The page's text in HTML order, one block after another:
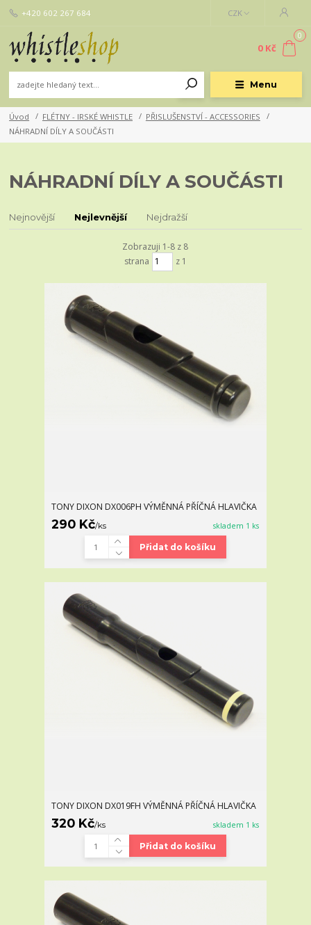
Menu
CZK
+420 602 267 684
0
0 Kč
Úvod FLÉTNY - IRSKÉ WHISTLE
PŘISLUŠENSTVÍ - ACCESSORIES
NÁHRADNÍ DÍLY A SOUČÁSTI
NÁHRADNÍ DÍLY A SOUČÁSTI
Nejnovější Nejlevnější Nejdražší
Zobrazuji 1-8 z 8
strana
z 1
TONY DIXON DX006PH VÝMĚNNÁ PŘÍČNÁ HLAVIČKA
290 Kč/ks skladem 1 ks
Přidat do košíku
TONY DIXON DX019FH VÝMĚNNÁ PŘÍČNÁ HLAVIČKA
320 Kč/ks skladem 1 ks
Přidat do košíku